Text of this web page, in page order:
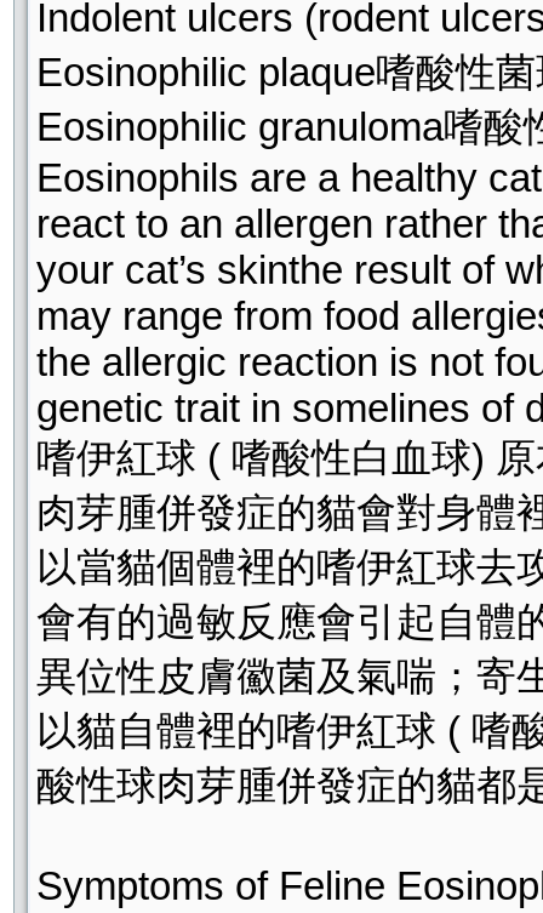
Indolent ulcers (rodent
Eosinophilic plaque嗜酸性
Eosinophilic granuloma嗜酸
Eosinophils are a healthy
react to an allergen rather
your cat’s skinthe result of
may range from food
the allergic reaction is not
genetic trait in somelines of
嗜伊紅球 ( 嗜酸性白血球)
肉芽腫併發症的貓會對身體
以當貓個體裡的嗜伊紅球去
會有的過敏反應會引起自體
異位性皮膚鰴菌及氣喘；寄
以貓自體裡的嗜伊紅球 ( 嗜
酸性球肉芽腫併發症的貓都
Symptoms of Feline